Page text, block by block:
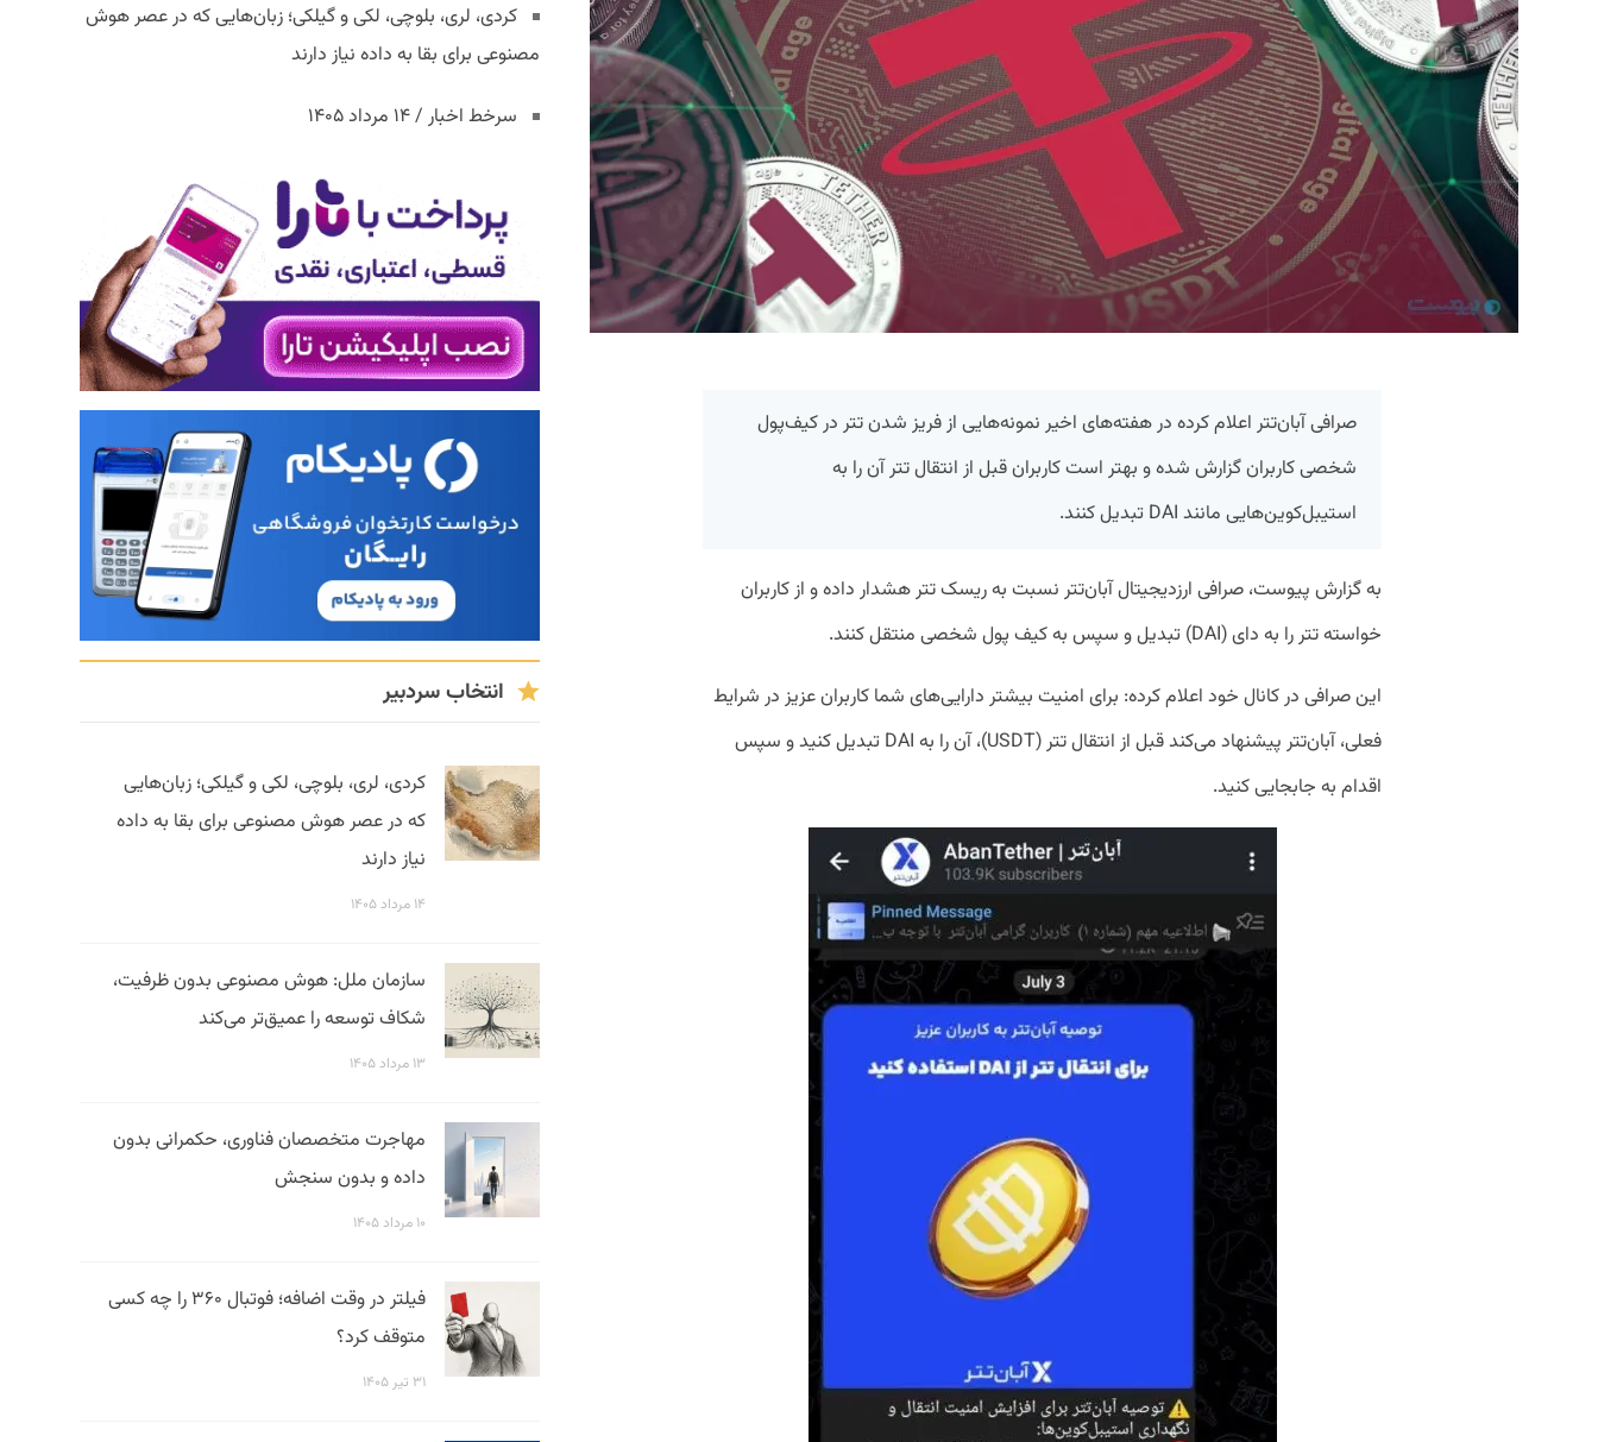
صرافی آبان‌تتر اعلام کرده در هفته‌های اخیر نمونه‌هایی از فریز شدن تتر در کیف‌پول
شخصی کاربران گزارش شده و بهتر است کاربران قبل از انتقال تتر آن را به
استیبل‌کوین‌هایی مانند DAI تبدیل کنند.
به گزارش پیوست، صرافی ارزدیجیتال آبان‌تتر نسبت به ریسک تتر هشدار داده و از کاربران
خواسته تتر را به دای (DAI) تبدیل و سپس به کیف پول شخصی منتقل کنند.
این صرافی در کانال خود اعلام کرده: برای امنیت بیشتر دارایی‌های شما کاربران عزیز در شرایط
فعلی، آبان‌تتر پیشنهاد می‌کند قبل از انتقال تتر (USDT)، آن را به DAI تبدیل کنید و سپس
اقدام به جابجایی کنید.
کردی، لری، بلوچی، لکی و گیلکی؛ زبان‌هایی که در عصر هوش
مصنوعی برای بقا به داده نیاز دارند
سرخط اخبار / ۱۴ مرداد ۱۴۰۵
انتخاب سردبیر
کردی، لری، بلوچی، لکی و گیلکی؛ زبان‌هایی
که در عصر هوش مصنوعی برای بقا به داده
نیاز دارند
۱۴ مرداد ۱۴۰۵
سازمان ملل: هوش مصنوعی بدون ظرفیت،
شکاف توسعه را عمیق‌تر می‌کند
۱۳ مرداد ۱۴۰۵
مهاجرت متخصصان فناوری، حکمرانی بدون
داده و بدون سنجش
۱۰ مرداد ۱۴۰۵
فیلتر در وقت اضافه؛ فوتبال ۳۶۰ را چه کسی
متوقف کرد؟
۳۱ تیر ۱۴۰۵